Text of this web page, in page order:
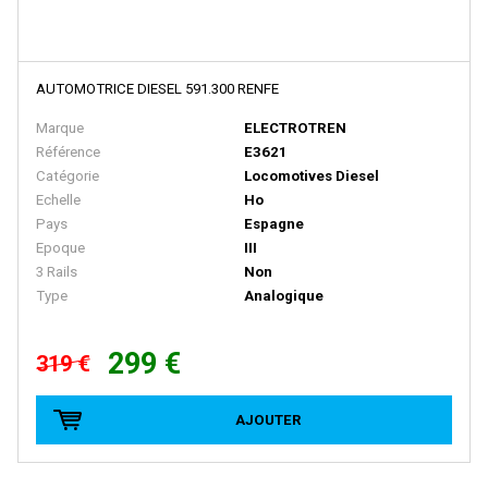
EFE RAIL
EFSI
EKO
ELEC-TRAINS INTERNATIONAL
Elec-Trains International- MMRG
ELECTROTREN
ERIAM
ESCI
AUTOMOTRICE DIESEL 591.300 RENFE
Marque
ELECTROTREN
Référence
E3621
Catégorie
Locomotives Diesel
Echelle
Ho
Pays
Espagne
Epoque
III
3 Rails
Non
Type
Analogique
319 € 299 €
AJOUTER